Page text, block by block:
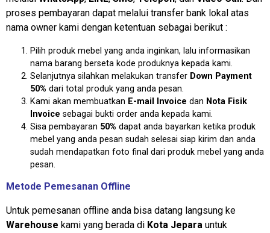
proses pembayaran dapat melalui transfer bank lokal atas
nama owner kami dengan ketentuan sebagai berikut :
Pilih produk mebel yang anda inginkan, lalu informasikan
nama barang berseta kode produknya kepada kami.
Selanjutnya silahkan melakukan transfer Down Payment
50% dari total produk yang anda pesan.
Kami akan membuatkan E-mail Invoice dan Nota Fisik
Invoice sebagai bukti order anda kepada kami.
Sisa pembayaran 50% dapat anda bayarkan ketika produk
mebel yang anda pesan sudah selesai siap kirim dan anda
sudah mendapatkan foto final dari produk mebel yang anda
pesan.
Metode Pemesanan Offline
Untuk pemesanan offline anda bisa datang langsung ke
Warehouse kami yang berada di Kota Jepara untuk